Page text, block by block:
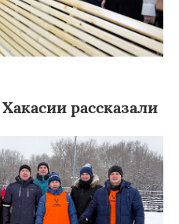
рассказали